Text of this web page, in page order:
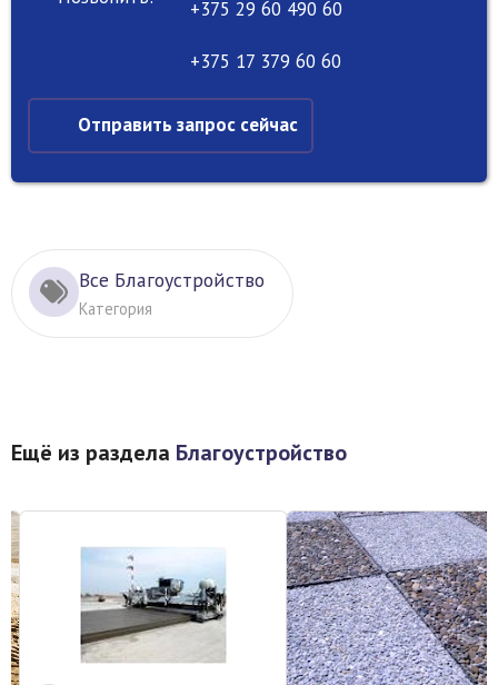
+375 29 60 490 60
+375 17 379 60 60
Отправить запрос сейчас
Все Благоустройство
Категория
Ещё из раздела Благоустройство